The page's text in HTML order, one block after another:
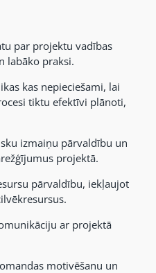
par projektu vadības
labāko praksi.
kas nepieciešami, lai
tiktu efektīvi plānoti,
izmaiņu pārvaldību un
projektā.
pārvaldību, iekļaujot
ar projektā
motivēšanu un